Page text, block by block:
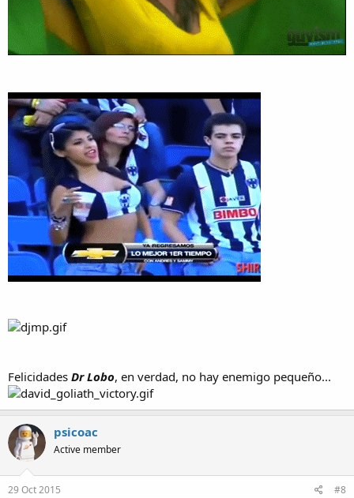
Felicidades Dr Lobo, en verdad, no hay enemigo pequeño...
psicoac
Active member
29 Oct 2015 #8